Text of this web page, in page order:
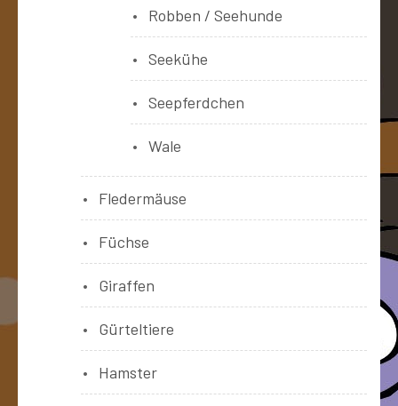
Robben / Seehunde
Seekühe
Seepferdchen
Wale
Fledermäuse
Füchse
Giraffen
Gürteltiere
Hamster